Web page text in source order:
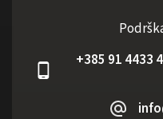
+385 91 4433